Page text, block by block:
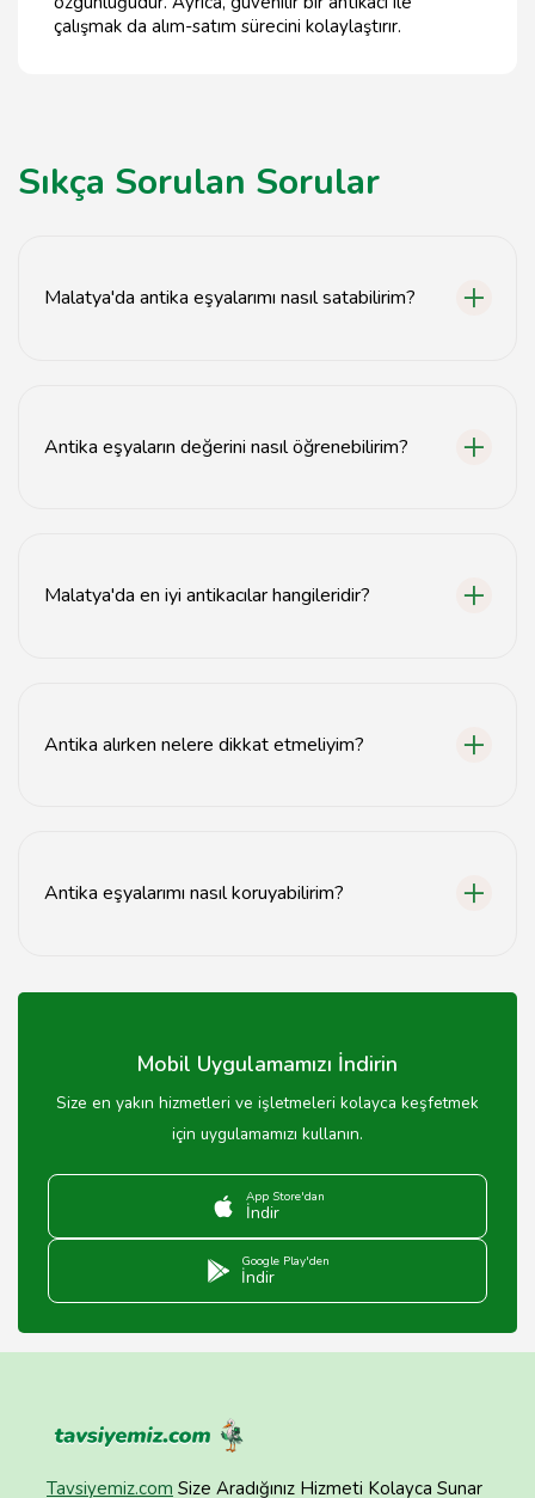
çalışmak da alım-satım sürecini kolaylaştırır.
Sıkça Sorulan Sorular
Malatya'da antika eşyalarımı nasıl satabilirim?
Antika eşyaların değerini nasıl öğrenebilirim?
Malatya'da en iyi antikacılar hangileridir?
Antika alırken nelere dikkat etmeliyim?
Antika eşyalarımı nasıl koruyabilirim?
doğrudan güneş ışığından uzak tutarak koruyabilirsiniz.
Mobil Uygulamamızı İndirin
Size en yakın hizmetleri ve işletmeleri kolayca keşfetmek
için uygulamamızı kullanın.
App Store'dan
İndir
Google Play'den
İndir
Tavsiyemiz.com Size Aradığınız Hizmeti Kolayca Sunar